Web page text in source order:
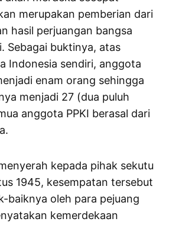
merupakan pemberian dari
hasil perjuangan bangsa
Sebagai buktinya, atas
Indonesia sendiri, anggota
enam orang sehingga
menjadi 27 (dua puluh
anggota PPKI berasal dari
kepada pihak sekutu
1945, kesempatan tersebut
baiknya oleh para pejuang
kemerdekaan